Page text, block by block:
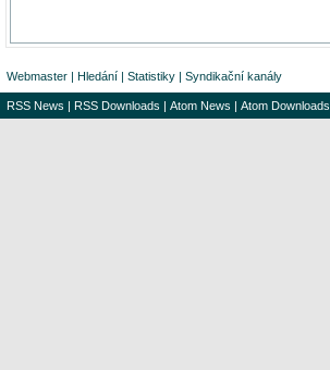
Webmaster | Hledání | Statistiky | Syndikační kanály
RSS News | RSS Downloads | Atom News | Atom Downloads